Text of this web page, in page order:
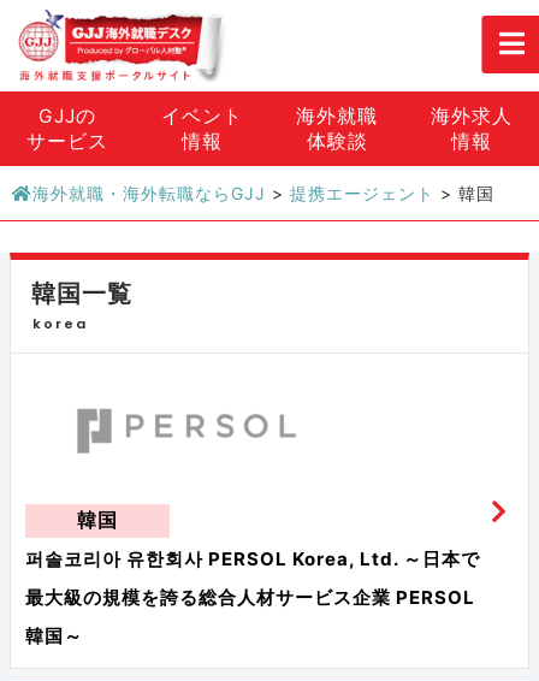
GJJの
サービス
イベント
情報
海外就職
体験談
海外求人
情報
海外就職・海外転職ならGJJ > 提携エージェント > 韓国
韓国一覧
korea
韓国
퍼솔코리아 유한회사 PERSOL Korea, Ltd. ～日本で
最大級の規模を誇る総合人材サービス企業 PERSOL
韓国～